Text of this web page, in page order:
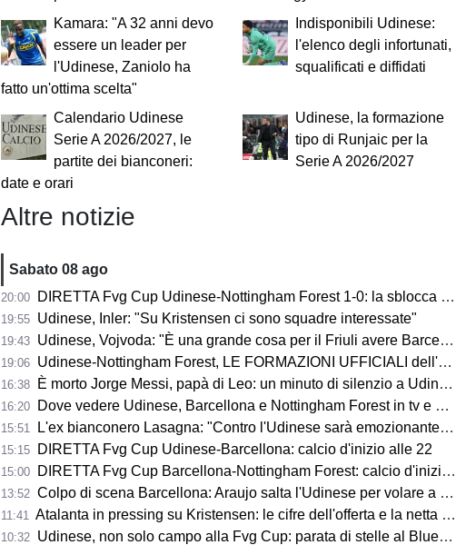
Kamara: "A 32 anni devo
essere un leader per
l'Udinese, Zaniolo ha
fatto un'ottima scelta"
Indisponibili Udinese:
l'elenco degli infortunati,
squalificati e diffidati
Calendario Udinese
Serie A 2026/2027, le
partite dei bianconeri:
date e orari
Udinese, la formazione
tipo di Runjaic per la
Serie A 2026/2027
Altre notizie
Sabato 08 ago
20:00 DIRETTA Fvg Cup Udinese-Nottingham Forest 1-0: la sblocca Solet!
19:55 Udinese, Inler: "Su Kristensen ci sono squadre interessate"
19:43 Udinese, Vojvoda: "È una grande cosa per il Friuli avere Barcellona e Nottingham qui, ma vogliamo vincere noi"
19:06 Udinese-Nottingham Forest, LE FORMAZIONI UFFICIALI dell'amichevole di Fvg Cup
16:38 È morto Jorge Messi, papà di Leo: un minuto di silenzio a Udine, Barcellona con il lutto al braccio
16:20 Dove vedere Udinese, Barcellona e Nottingham Forest in tv e streaming | FVG Cup
15:51 L'ex bianconero Lasagna: "Contro l'Udinese sarà emozionante, proveremo a vincere"
15:15 DIRETTA Fvg Cup Udinese-Barcellona: calcio d'inizio alle 22
15:00 DIRETTA Fvg Cup Barcellona-Nottingham Forest: calcio d'inizio alle 21
13:52 Colpo di scena Barcellona: Araujo salta l'Udinese per volare a Liverpool! Le 3 assenze di Flick
11:41 Atalanta in pressing su Kristensen: le cifre dell'offerta e la netta condizione dell'Udinese
10:32 Udinese, non solo campo alla Fvg Cup: parata di stelle al Bluenergy Stadium